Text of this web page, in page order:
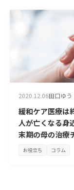
2020.12.06田口ゆう
緩和ケア医療
人が亡くなる身
末期の母の治療
お役立ち コラム